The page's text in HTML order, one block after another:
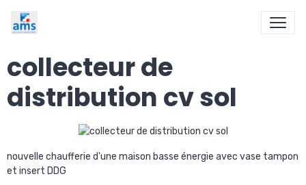
collecteur de
distribution cv sol
nouvelle chaufferie d'une maison basse énergie avec vase tampon
et insert DDG